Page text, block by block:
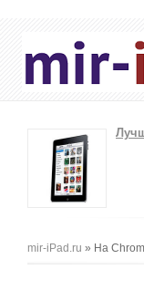
Вы здесь
mir-iPad.ru » На